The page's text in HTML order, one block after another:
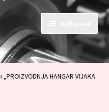
HANGAR VIJAKA